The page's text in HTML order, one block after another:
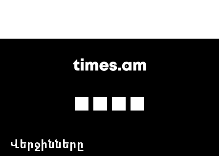
Վերջինները